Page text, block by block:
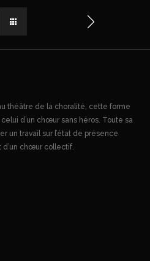
théâtre de la choralité, cette forme
d’un chœur sans héros. Toute sa
un travail sur l’état de présence
d’un chœur collectif.